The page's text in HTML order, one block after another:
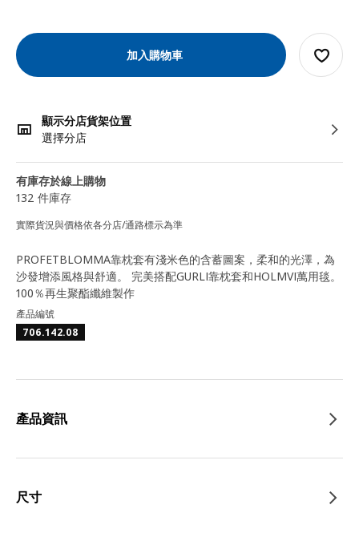
加入購物車
顯示分店貨架位置
選擇分店
有庫存於線上購物
132 件庫存
實際貨況與價格依各分店/通路標示為準
PROFETBLOMMA靠枕套有淺米色的含蓄圖案，柔和的光澤，為
沙發增添風格與舒適。 完美搭配GURLI靠枕套和HOLMVI萬用毯。
100％再生聚酯纖維製作
產品編號
706.142.08
產品資訊
尺寸